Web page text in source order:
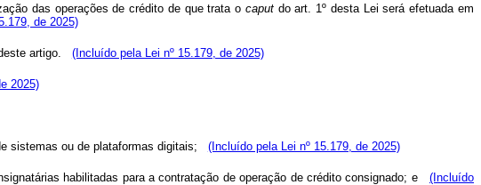
das operações de crédito de que trata o caputdo art. 1º desta Lei será efetuada em
de 2025)
artigo. (Incluído pela Lei nº 15.179, de 2025)
2025)
sistemas ou de plataformas digitais; (Incluído pela Lei nº 15.179, de 2025)
habilitadas para a contratação de operação de crédito consignado; e (Incluído